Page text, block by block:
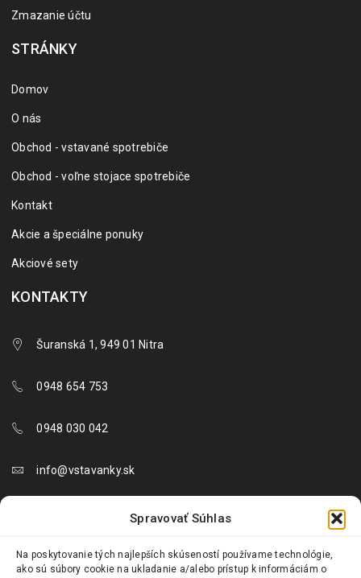
Spravovať Súhlas
Na poskytovanie tých najlepších skúseností používame technológie,
ako sú súbory cookie na ukladanie a/alebo prístup k informáciám o
Zmazanie účtu
STRÁNKY
Domov
O nás
Obchod - vstavané spotrebiče
Obchod - voľne stojace spotrebiče
Kontakt
Akcie a špeciálne ponuky
Akciové sety
KONTAKTY
Šuranská 1, 949 01 Nitra
0948 654 753
0948 030 042
info@vstavanky.sk
objednavky@vstavanky.sk
reklamacie@vstavanky.sk